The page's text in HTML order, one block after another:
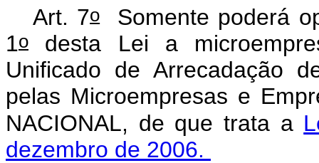
Art. 7oSomente poderá
1o desta Lei a
Unificado de Arrecadação
pelas Microempresas e
NACIONAL, de que trata a
dezembro de 2006.